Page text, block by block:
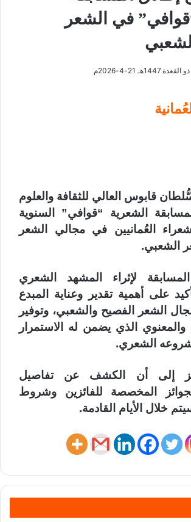
في الشعر
قابوس العالي للثقافة والعلوم
الشعرية “قوافي” السنوية
العُمانيين في مجالي الشعر
الشعبي.
لإثراء المشهد الشعري
على أهمية تقدير وعناية المبدع
الشعر الفصيح والشعبي، وتوفير
والمعنوي الذي يضمن له الاستمرار
الشعري.
إلى أن الكشف عن تفاصيل
المخصصة للفائزين وشروط
خلال الأيام القادمة.